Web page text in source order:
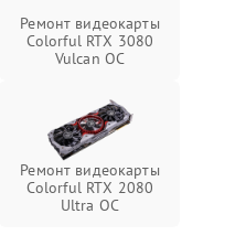
Ремонт видеокарты
Colorful RTX 3080
Vulcan OC
Ремонт видеокарты
Colorful RTX 2080
Ultra OC